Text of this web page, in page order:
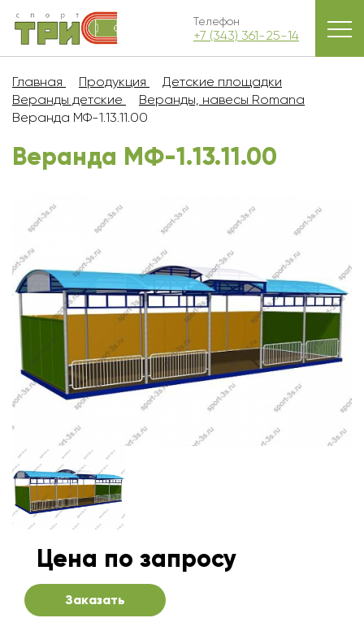
Телефон
+7 (343) 361-25-14
Главная Продукция
Детские площадки
Веранды детские
Веранды, навесы Romana
Веранда МФ-1.13.11.00
Веранда МФ-1.13.11.00
Цена по запросу
Заказать